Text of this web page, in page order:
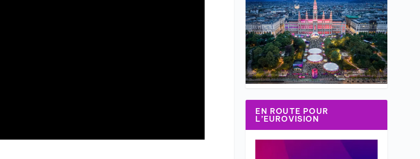
EN ROUTE POUR
L’EUROVISION